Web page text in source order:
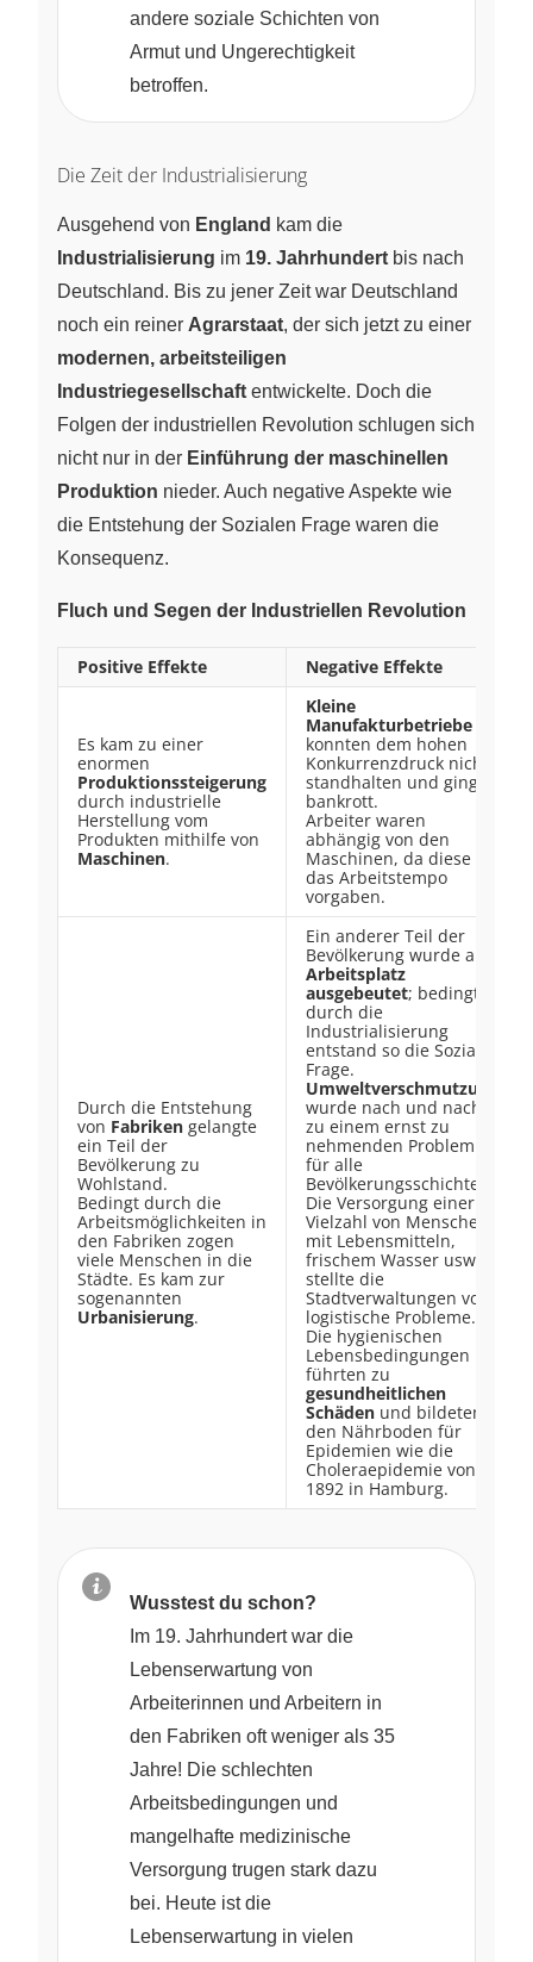
andere soziale Schichten von
Armut und Ungerechtigkeit
betroffen.
Die Zeit der Industrialisierung
Ausgehend von England kam die
Industrialisierung im 19. Jahrhundert bis nach
Deutschland. Bis zu jener Zeit war Deutschland
noch ein reiner Agrarstaat, der sich jetzt zu einer
modernen, arbeitsteiligen
Industriegesellschaft entwickelte. Doch die
Folgen der industriellen Revolution schlugen sich
nicht nur in der Einführung der maschinellen
Produktion nieder. Auch negative Aspekte wie
die Entstehung der Sozialen Frage waren die
Konsequenz.
Fluch und Segen der Industriellen Revolution
Positive Effekte Negative Effekte
Es kam zu einer
enormen
Produktionssteigerung
durch industrielle
Herstellung vom
Produkten mithilfe von
Maschinen.
Kleine
Manufakturbetriebe
konnten dem hohen
Konkurrenzdruck nicht
standhalten und gingen
bankrott.
Arbeiter waren
abhängig von den
Maschinen, da diese
das Arbeitstempo
vorgaben.
Durch die Entstehung
von Fabriken gelangte
ein Teil der
Bevölkerung zu
Wohlstand.
Bedingt durch die
Arbeitsmöglichkeiten in
den Fabriken zogen
viele Menschen in die
Städte. Es kam zur
sogenannten
Urbanisierung.
Ein anderer Teil der
Bevölkerung wurde am
Arbeitsplatz
ausgebeutet; bedingt
durch die
Industrialisierung
entstand so die Soziale
Frage.
Umweltverschmutzung
wurde nach und nach
zu einem ernst zu
nehmenden Problem
für alle
Bevölkerungsschichten.
Die Versorgung einer
Vielzahl von Menschen
mit Lebensmitteln,
frischem Wasser usw.
stellte die
Stadtverwaltungen vor
logistische Probleme.
Die hygienischen
Lebensbedingungen
führten zu
gesundheitlichen
Schäden und bildeten
den Nährboden für
Epidemien wie die
Choleraepidemie von
1892 in Hamburg.
Wusstest du schon?
Im 19. Jahrhundert war die
Lebenserwartung von
Arbeiterinnen und Arbeitern in
den Fabriken oft weniger als 35
Jahre! Die schlechten
Arbeitsbedingungen und
mangelhafte medizinische
Versorgung trugen stark dazu
bei. Heute ist die
Lebenserwartung in vielen